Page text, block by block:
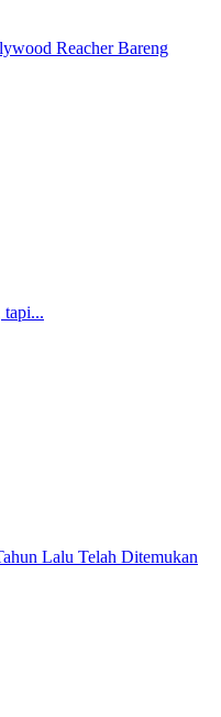
Reacher Bareng
tapi...
Lalu Telah Ditemukan